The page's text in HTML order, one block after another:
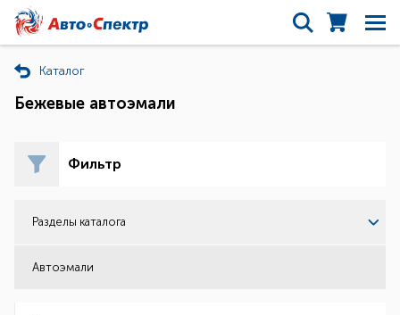
Каталог
Бежевые автоэмали
Фильтр
Разделы каталога
Автоэмали